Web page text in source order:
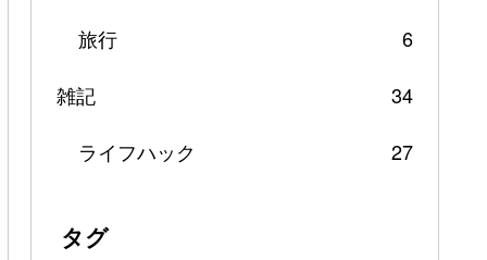
旅行
6
雑記
34
ライフハック
27
タグ